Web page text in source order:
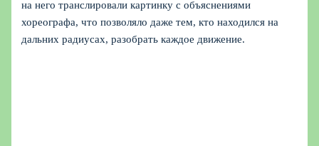
на него транслировали картинку с объяснениями
хореографа, что позволяло даже тем, кто находился на
дальних радиусах, разобрать каждое движение.